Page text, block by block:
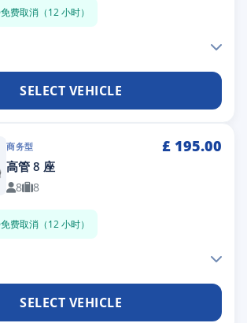
免费取消（12 小时）
SELECT VEHICLE
商务型 £ 195.00
高管 8 座
8 8
免费取消（12 小时）
SELECT VEHICLE